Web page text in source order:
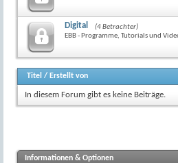
Digital
(4 Betrachter)
EBB - Programme, Tutorials und
Titel / Erstellt von
In diesem Forum gibt es keine Beiträge.
Informationen & Optionen